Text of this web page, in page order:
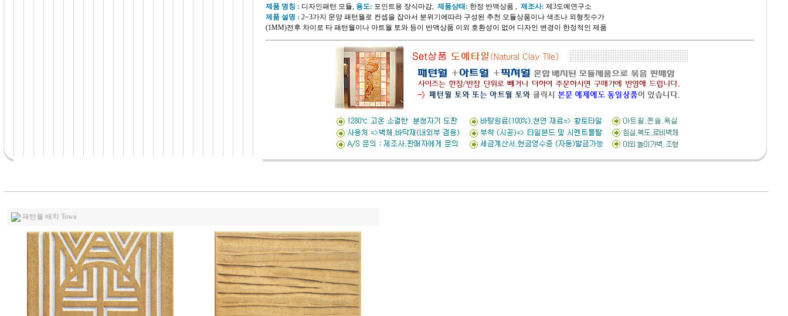
제품 명칭 : 디자인패턴 모듈, 용도: 포인트용 장식마감, 제품상태: 한정 반액상품 , 제조사: 제3도예연구소
제품 설명 : 2~3가지 문양 패턴월로 컨셉을 잡아서 분위기에따라 구성된 추천 모듈상품이나 색조나 외형칫수가
(1MM)전후 차이로 타 패턴월이나 아트월 토와 등이 반액상품 이외 호환성이 없어 디자인 변경이 한정적인 제품
패턴월 배치 Towa